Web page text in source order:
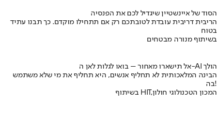
הסוד של איינשטיין שיגדיל לכם את הפנסיה
הריבית דריבית עובדת לטובתכם רק אם תתחילו מוקדם. כך תבנו עתיד
בטוח
בשיתוף מנורה מבטחים
אל תישארו מאחור – בואו לגלות לאן ה-AI הולך
הבינה המלאכותית לא תחליף אנשים, היא תחליף את מי שלא משתמש
בה!
בשיתוף HIT,המכון הטכנולוגי חולון